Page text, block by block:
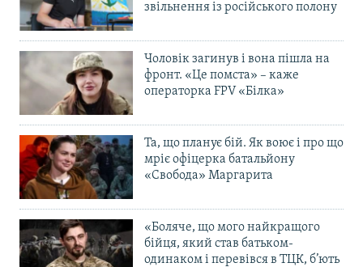
звільнення із російського полону
Чоловік загинув і вона пішла на
фронт. «Це помста» – каже
операторка FPV «Білка»
Та, що планує бій. Як воює і про що
мріє офіцерка батальйону
«Свобода» Маргарита
«Боляче, що мого найкращого
бійця, який став батьком-
одинаком і перевівся в ТЦК, б’ють